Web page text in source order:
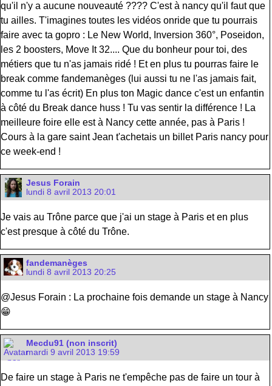
qu'il n'y a aucune nouveauté ???? C'est à nancy qu'il faut que
tu ailles. T'imagines toutes les vidéos onride que tu pourrais
faire avec ta gopro : Le New World, Inversion 360°, Poseidon,
les 2 boosters, Move It 32.... Que du bonheur pour toi, des
métiers que tu n'as jamais ridé ! Et en plus tu pourras faire le
break comme fandemanèges (lui aussi tu ne l'as jamais fait,
comme tu l'as écrit) En plus ton Magic dance c'est un enfantin
à côté du Break dance huss ! Tu vas sentir la différence ! La
meilleure foire elle est à Nancy cette année, pas à Paris !
Cours à la gare saint Jean t'achetais un billet Paris nancy pour
ce week-end !
Jesus Forain
lundi 8 avril 2013 20:01
Je vais au Trône parce que j'ai un stage à Paris et en plus
c'est presque à côté du Trône.
fandemanèges
lundi 8 avril 2013 20:25
@Jesus Forain : La prochaine fois demande un stage à Nancy
😁
Mecdu91 (non inscrit)
mardi 9 avril 2013 19:59
De faire un stage à Paris ne t'empêche pas de faire un tour à